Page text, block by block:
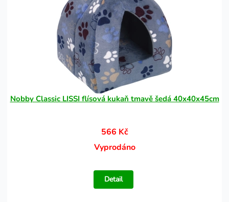
Nobby Classic LISSI flísová kukaň tmavě šedá 40x40x45cm
566 Kč
Vyprodáno
Detail